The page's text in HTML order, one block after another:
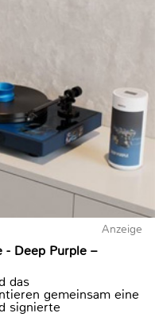
Anzeige
- Deep Purple –
das
gemeinsam eine
signierte